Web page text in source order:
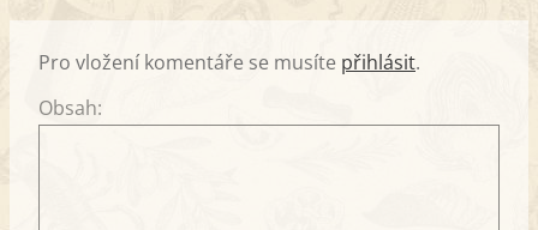
Pro vložení komentáře se musíte přihlásit.
Obsah: